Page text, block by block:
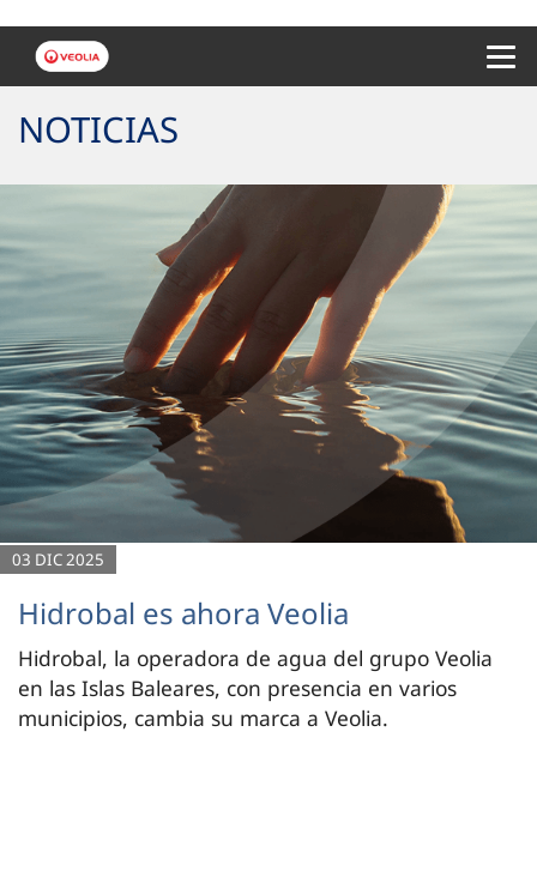
NOTICIAS
03 DIC 2025
Hidrobal es ahora Veolia
Hidrobal, la operadora de agua del grupo Veolia
en las Islas Baleares, con presencia en varios
municipios, cambia su marca a Veolia.